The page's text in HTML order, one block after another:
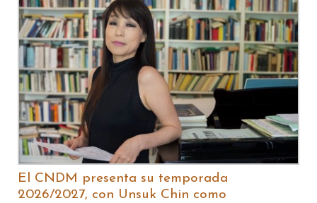
El CNDM presenta su temporada
2026/2027, con Unsuk Chin como